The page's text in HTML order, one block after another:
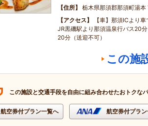
住所
栃木県那須郡那須町湯本
アクセス
【車】那須ICより
JR黒磯駅より那須温泉行バス20
20分（送迎不可）
この施
この施設と交通手段を自由に組み合わせたおトクな
航空券付プラン一覧へ 航空券付プラ